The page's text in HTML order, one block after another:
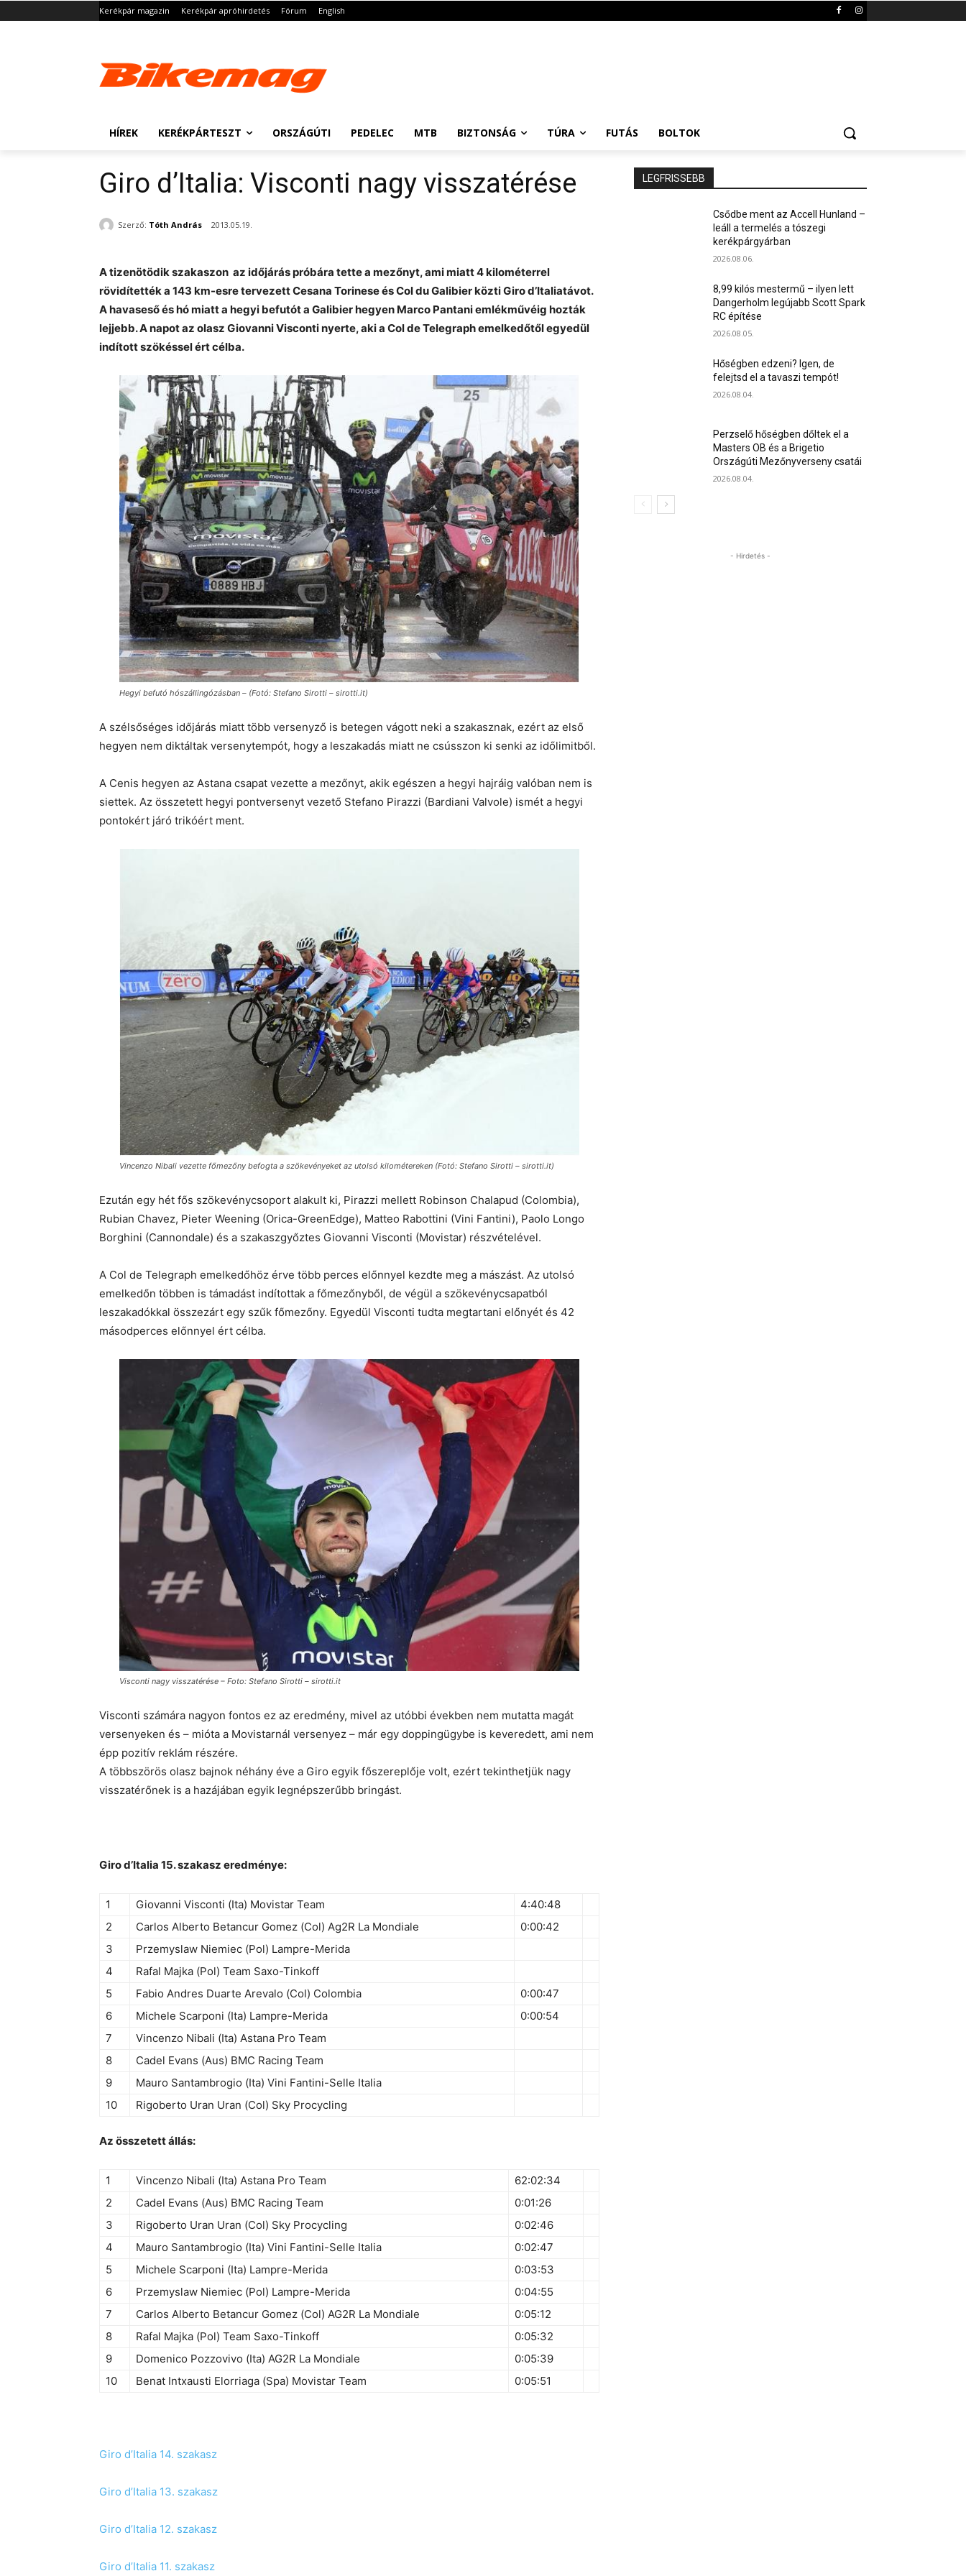
Kerékpár magazin Kerékpár apróhirdetés Fórum English
HÍREK KERÉKPÁRTESZT ORSZÁGÚTI PEDELEC MTB BIZTONSÁG TÚRA FUTÁS BOLTOK
Giro d’Italia: Visconti nagy visszatérése
Szerző: Tóth András 2013.05.19.
A tizenötödik szakaszon az időjárás próbára tette a mezőnyt, ami miatt 4 kilométerrel
rövidítették a 143 km-esre tervezettCesana Torinese és Col du Galibier közti Giro d’Italiatávot.
A havaseső és hó miatt a hegyi befutót a Galibier hegyen Marco Pantani emlékművéig hozták
lejjebb.A napot az olasz Giovanni Visconti nyerte, aki a Col de Telegraph emelkedőtől egyedül
indított szökéssel ért célba.
Hegyi befutó hószállingózásban – (Fotó: Stefano Sirotti – sirotti.it)
A szélsőséges időjárás miatt több versenyző is betegen vágott neki a szakasznak, ezért az első
hegyen nem diktáltak versenytempót, hogy a leszakadás miatt ne csússzon ki senki az időlimitből.
A Cenis hegyen az Astana csapat vezette a mezőnyt, akik egészen a hegyi hajráig valóban nem is
siettek. Az összetett hegyi pontversenyt vezető Stefano Pirazzi (Bardiani Valvole) ismét a hegyi
pontokért járó trikóért ment.
Vincenzo Nibali vezette főmezőny befogta a szökevényeket az utolsó kilométereken (Fotó: Stefano Sirotti – sirotti.it)
Ezután egy hét fős szökevénycsoport alakult ki, Pirazzi mellett Robinson Chalapud (Colombia),
Rubian Chavez, Pieter Weening (Orica-GreenEdge), Matteo Rabottini (Vini Fantini), Paolo Longo
Borghini (Cannondale) és a szakaszgyőztes Giovanni Visconti (Movistar) részvételével.
A Col de Telegraph emelkedőhöz érve több perces előnnyel kezdte meg a mászást. Az utolsó
emelkedőn többen is támadást indítottak a főmezőnyből, de végül a szökevénycsapatból
leszakadókkal összezárt egy szűk főmezőny. Egyedül Visconti tudta megtartani előnyét és 42
másodperces előnnyel ért célba.
Visconti nagy visszatérése – Foto: Stefano Sirotti – sirotti.it
Visconti számára nagyon fontos ez az eredmény, mivel az utóbbi években nem mutatta magát
versenyeken és – mióta a Movistarnál versenyez – már egy doppingügybe is keveredett, ami nem
épp pozitív reklám részére.
A többszörös olasz bajnok néhány éve a Giro egyik főszereplője volt, ezért tekinthetjük nagy
visszatérőnek is a hazájában egyik legnépszerűbb bringást.
Giro d’Italia 15. szakasz eredménye:
1 Giovanni Visconti (Ita) Movistar Team
4:40:48
2
Carlos Alberto Betancur Gomez (Col) Ag2R La Mondiale
0:00:42
3
Przemyslaw Niemiec (Pol) Lampre-Merida
4
Rafal Majka (Pol) Team Saxo-Tinkoff
5
Fabio Andres Duarte Arevalo (Col) Colombia
0:00:47
6
Michele Scarponi (Ita) Lampre-Merida
0:00:54
7
Vincenzo Nibali (Ita) Astana Pro Team
8
Cadel Evans (Aus) BMC Racing Team
9
Mauro Santambrogio (Ita) Vini Fantini-Selle Italia
10
Rigoberto Uran Uran (Col) Sky Procycling
Az összetett állás:
1 Vincenzo Nibali (Ita) Astana Pro Team
62:02:34
2
Cadel Evans (Aus) BMC Racing Team
0:01:26
3
Rigoberto Uran Uran (Col) Sky Procycling
0:02:46
4
Mauro Santambrogio (Ita) Vini Fantini-Selle Italia
0:02:47
5
Michele Scarponi (Ita) Lampre-Merida
0:03:53
6
Przemyslaw Niemiec (Pol) Lampre-Merida
0:04:55
7
Carlos Alberto Betancur Gomez (Col) AG2R La Mondiale
0:05:12
8
Rafal Majka (Pol) Team Saxo-Tinkoff
0:05:32
9
Domenico Pozzovivo (Ita) AG2R La Mondiale
0:05:39
10
Benat Intxausti Elorriaga (Spa) Movistar Team 0:05:51
Giro d’Italia 14. szakasz
Giro d’Italia 13. szakasz
Giro d’Italia 12. szakasz
Giro d’Italia 11. szakasz
LEGFRISSEBB
Csődbe ment az Accell Hunland –
leáll a termelés a tószegi
kerékpárgyárban
2026.08.06.
8,99 kilós mestermű – ilyen lett
Dangerholm legújabb Scott Spark
RC építése
2026.08.05.
Hőségben edzeni? Igen, de
felejtsd el a tavaszi tempót!
2026.08.04.
Perzselő hőségben dőltek el a
Masters OB és a Brigetio
Országúti Mezőnyverseny csatái
2026.08.04.
- Hirdetés -